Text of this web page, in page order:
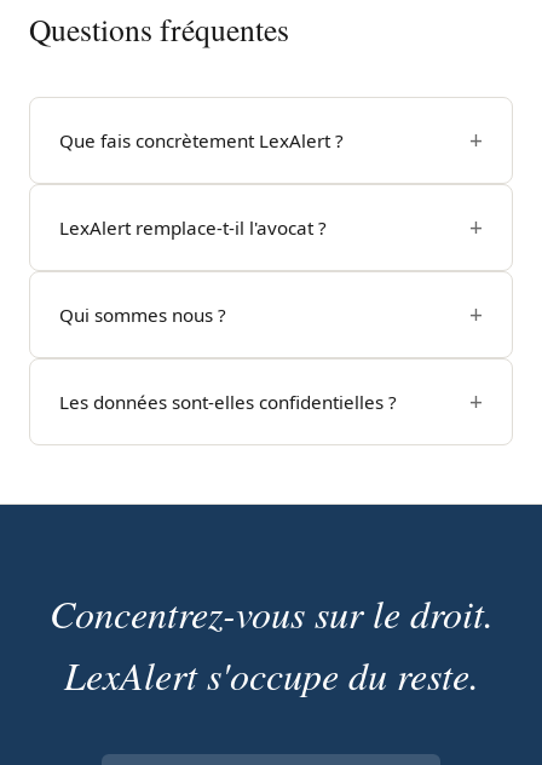
Questions fréquentes
Que fais concrètement LexAlert ?
LexAlert remplace-t-il l'avocat ?
Qui sommes nous ?
Les données sont-elles confidentielles ?
Concentrez-vous sur le droit.
LexAlert s'occupe du reste.